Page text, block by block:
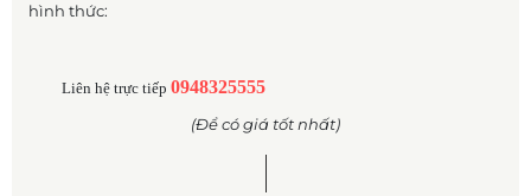
hình thức:
Liên hệ trực tiếp 0948325555
(Để có giá tốt nhất)